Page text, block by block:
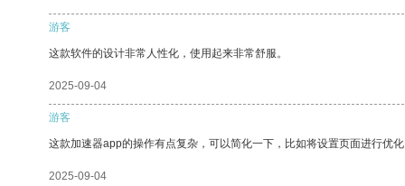
游客
这款软件的设计非常人性化，使用起来非常舒服。
2025-09-04
游客
这款加速器app的操作有点复杂，可以简化一下，比如将设置页面进行优
2025-09-04